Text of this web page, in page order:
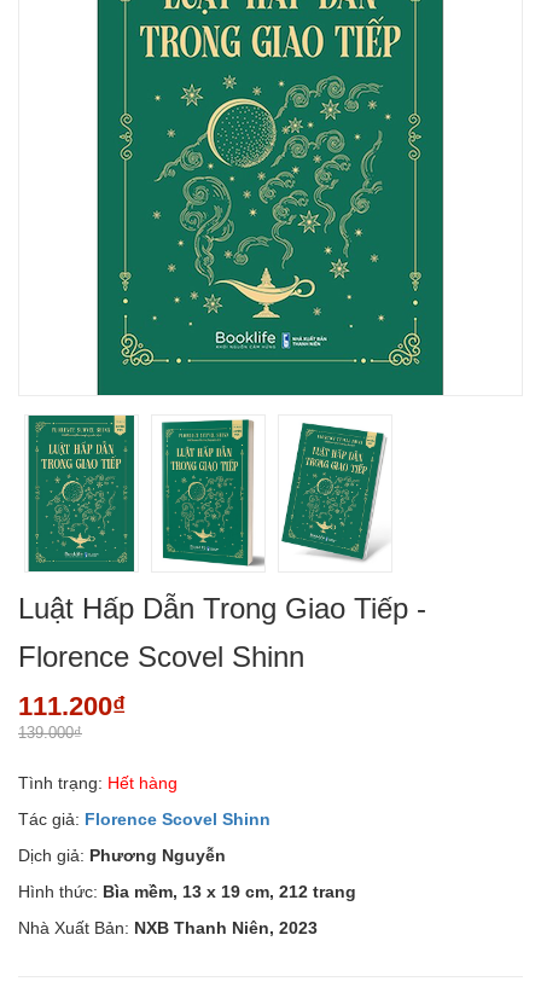
Luật Hấp Dẫn Trong Giao Tiếp -
Florence Scovel Shinn
111.200₫
139.000₫
Tình trạng: Hết hàng
Tác giả: Florence Scovel Shinn
Dịch giả: Phương Nguyễn
Hình thức: Bìa mềm, 13 x 19 cm, 212 trang
Nhà Xuất Bản: NXB Thanh Niên, 2023